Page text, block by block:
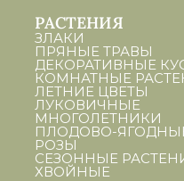
РАСТЕНИЯ
ЗЛАКИ
ПРЯНЫЕ ТРАВЫ
ДЕКОРАТИВНЫЕ
КОМНАТНЫЕ
ЛЕТНИЕ ЦВЕТЫ
ЛУКОВИЧНЫЕ
МНОГОЛЕТНИКИ
ПЛОДОВО-
РОЗЫ
СЕЗОННЫЕ
ХВОЙНЫЕ